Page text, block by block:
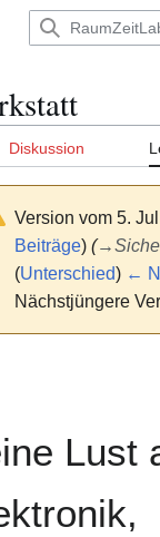
Diskussion
Version vom 5.
Beiträge) (→
(Unterschied) ←
Nächstjüngere
Lust